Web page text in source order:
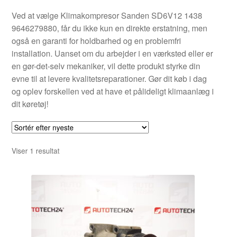
Om os
Privatlivspolitik
Vilkår og betingelser
Ved at vælge Klimakompresor Sanden SD6V12 1438
9646279880, får du ikke kun en direkte erstatning, men
også en garanti for holdbarhed og en problemfri
installation. Uanset om du arbejder i en værksted eller er
en gør-det-selv mekaniker, vil dette produkt styrke din
evne til at levere kvalitetsreparationer. Gør dit køb i dag
og oplev forskellen ved at have et pålideligt klimaanlæg i
dit køretøj!
Viser 1 resultat